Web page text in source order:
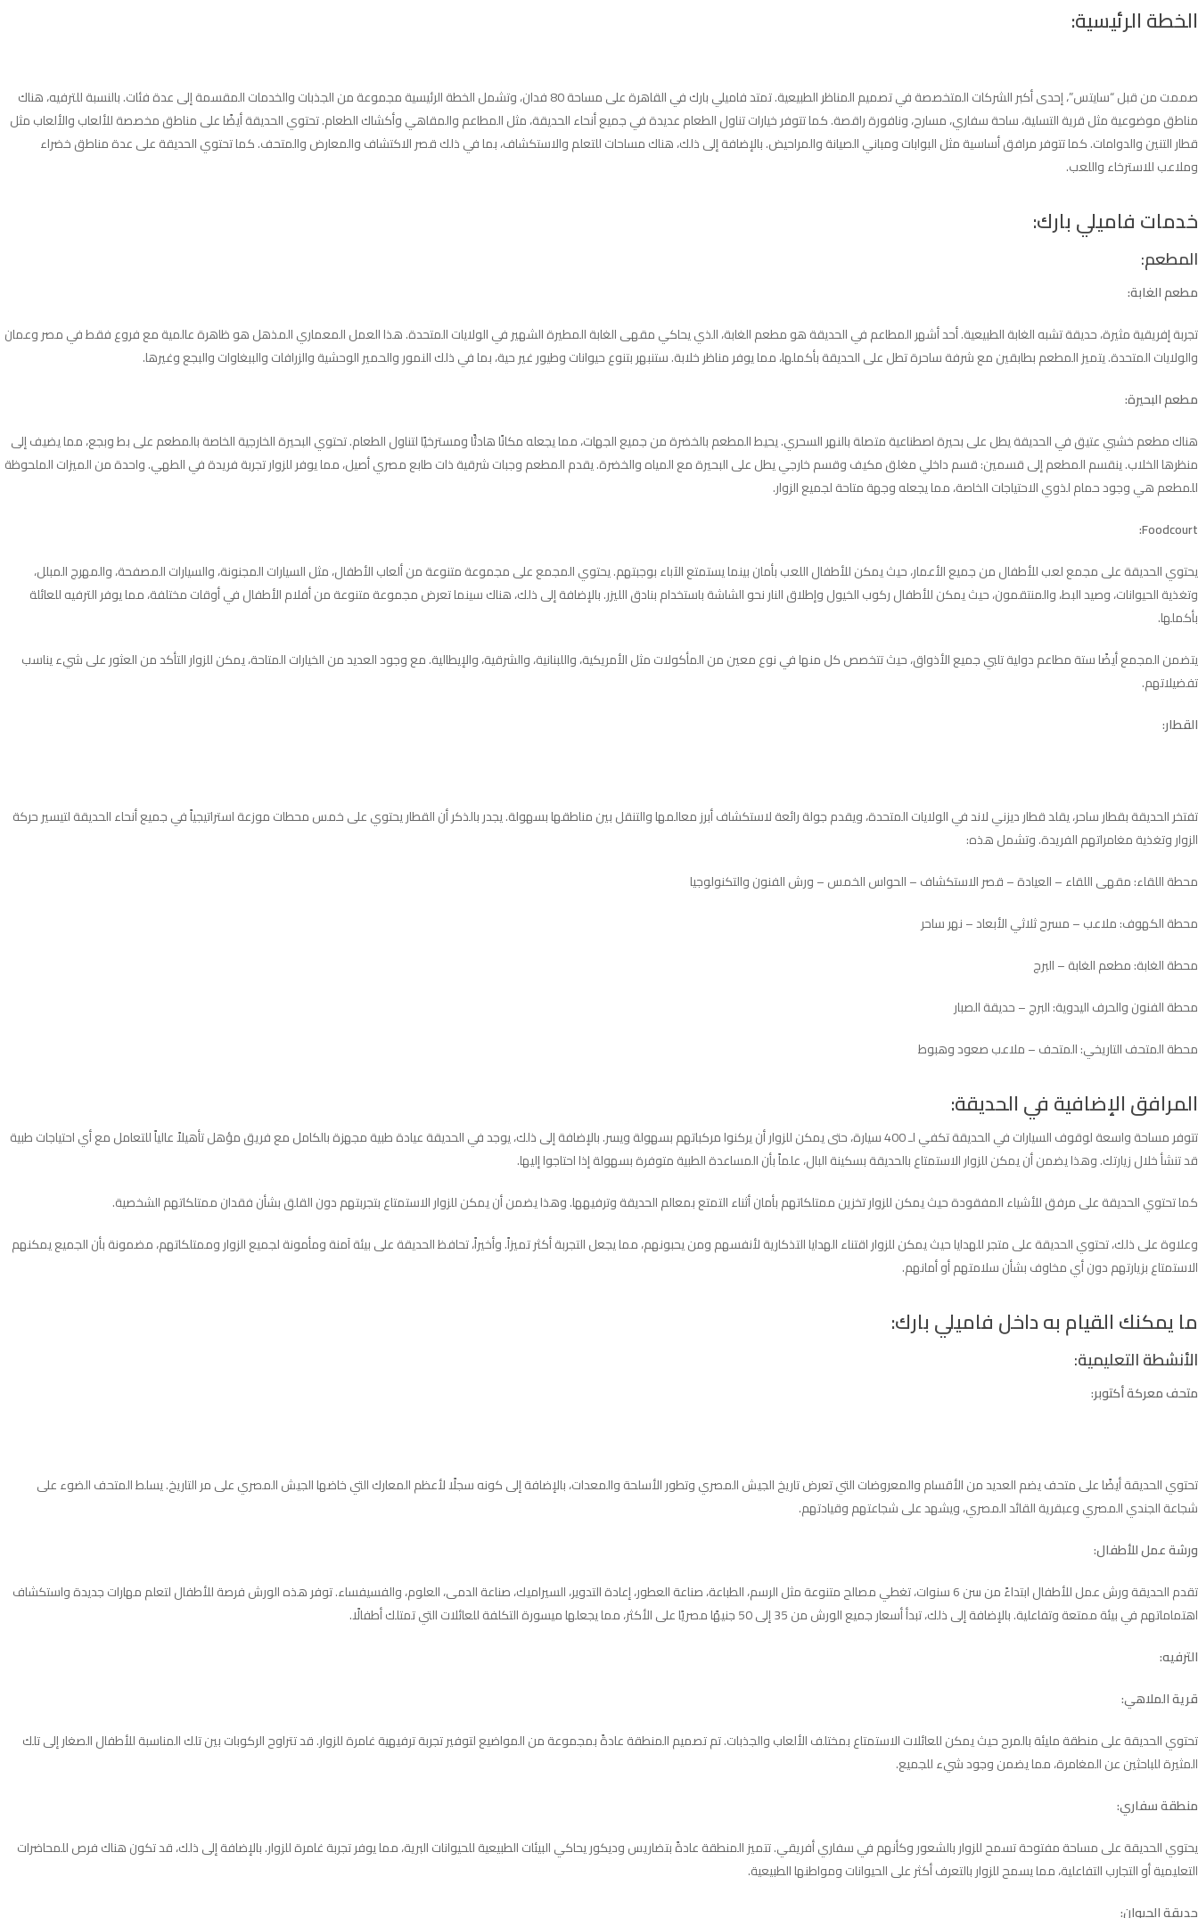
الخطة الرئيسية:
صممت من قبل “سايتس”، إحدى أكبر الشركات المتخصصة في تصميم المناظر الطبيعية. تمتد فاميلي بارك في القاهرة على مساحة 80 فدان، وتشمل الخطة الرئيسية مجموعة من الجذبات والخدمات المقسمة إلى عدة فئات. بالنسبة للترفيه، هناك
مناطق موضوعية مثل قرية التسلية، ساحة سفاري، مسارح، ونافورة راقصة. كما تتوفر خيارات تناول الطعام عديدة في جميع أنحاء الحديقة، مثل المطاعم والمقاهي وأكشاك الطعام. تحتوي الحديقة أيضًا على مناطق مخصصة للألعاب والألعاب مثل
قطار التنين والدوامات. كما تتوفر مرافق أساسية مثل البوابات ومباني الصيانة والمراحيض. بالإضافة إلى ذلك، هناك مساحات للتعلم والاستكشاف، بما في ذلك قصر الاكتشاف والمعارض والمتحف. كما تحتوي الحديقة على عدة مناطق خضراء
وملاعب للاسترخاء واللعب.
خدمات فاميلي بارك:
المطعم:
مطعم الغابة:
تجربة إفريقية مثيرة، حديقة تشبه الغابة الطبيعية. أحد أشهر المطاعم في الحديقة هو مطعم الغابة، الذي يحاكي مقهى الغابة المطيرة الشهير في الولايات المتحدة. هذا العمل المعماري المذهل هو ظاهرة عالمية مع فروع فقط في مصر وعمان
والولايات المتحدة. يتميز المطعم بطابقين مع شرفة ساحرة تطل على الحديقة بأكملها، مما يوفر مناظر خلابة. ستنبهر بتنوع حيوانات وطيور غير حية، بما في ذلك النمور والحمير الوحشية والزرافات والببغاوات والبجع وغيرها.
مطعم البحيرة:
هناك مطعم خشبي عتيق في الحديقة يطل على بحيرة اصطناعية متصلة بالنهر السحري. يحيط المطعم بالخضرة من جميع الجهات، مما يجعله مكانًا هادئًا ومسترخيًا لتناول الطعام. تحتوي البحيرة الخارجية الخاصة بالمطعم على بط وبجع، مما يضيف إلى
منظرها الخلاب. ينقسم المطعم إلى قسمين: قسم داخلي مغلق مكيف وقسم خارجي يطل على البحيرة مع المياه والخضرة. يقدم المطعم وجبات شرقية ذات طابع مصري أصيل، مما يوفر للزوار تجربة فريدة في الطهي. واحدة من الميزات الملحوظة
للمطعم هي وجود حمام لذوي الاحتياجات الخاصة، مما يجعله وجهة متاحة لجميع الزوار.
Foodcourt:
يحتوي الحديقة على مجمع لعب للأطفال من جميع الأعمار، حيث يمكن للأطفال اللعب بأمان بينما يستمتع الآباء بوجبتهم. يحتوي المجمع على مجموعة متنوعة من ألعاب الأطفال، مثل السيارات المجنونة، والسيارات المصفحة، والمهرج المبلل،
وتغذية الحيوانات، وصيد البط، والمنتقمون، حيث يمكن للأطفال ركوب الخيول وإطلاق النار نحو الشاشة باستخدام بنادق الليزر. بالإضافة إلى ذلك، هناك سينما تعرض مجموعة متنوعة من أفلام الأطفال في أوقات مختلفة، مما يوفر الترفيه للعائلة
بأكملها.
يتضمن المجمع أيضًا ستة مطاعم دولية تلبي جميع الأذواق، حيث تتخصص كل منها في نوع معين من المأكولات مثل الأمريكية، واللبنانية، والشرقية، والإيطالية. مع وجود العديد من الخيارات المتاحة، يمكن للزوار التأكد من العثور على شيء يناسب
تفضيلاتهم.
القطار:
تفتخر الحديقة بقطار ساحر، يقلد قطار ديزني لاند في الولايات المتحدة، ويقدم جولة رائعة لاستكشاف أبرز معالمها والتنقل بين مناطقها بسهولة. يجدر بالذكر أن القطار يحتوي على خمس محطات موزعة استراتيجياً في جميع أنحاء الحديقة لتيسير حركة
الزوار وتغذية مغامراتهم الفريدة. وتشمل هذه:
محطة اللقاء: مقهى اللقاء – العيادة – قصر الاستكشاف – الحواس الخمس – ورش الفنون والتكنولوجيا
محطة الكهوف: ملاعب – مسرح ثلاثي الأبعاد – نهر ساحر
محطة الغابة: مطعم الغابة – البرج
محطة الفنون والحرف اليدوية: البرج – حديقة الصبار
محطة المتحف التاريخي: المتحف – ملاعب صعود وهبوط
المرافق الإضافية في الحديقة:
تتوفر مساحة واسعة لوقوف السيارات في الحديقة تكفي لـ 400 سيارة، حتى يمكن للزوار أن يركنوا مركباتهم بسهولة ويسر. بالإضافة إلى ذلك، يوجد في الحديقة عيادة طبية مجهزة بالكامل مع فريق مؤهل تأهيلاً عالياً للتعامل مع أي احتياجات طبية
قد تنشأ خلال زيارتك. وهذا يضمن أن يمكن للزوار الاستمتاع بالحديقة بسكينة البال، علماً بأن المساعدة الطبية متوفرة بسهولة إذا احتاجوا إليها.
كما تحتوي الحديقة على مرفق للأشياء المفقودة حيث يمكن للزوار تخزين ممتلكاتهم بأمان أثناء التمتع بمعالم الحديقة وترفيهها. وهذا يضمن أن يمكن للزوار الاستمتاع بتجربتهم دون القلق بشأن فقدان ممتلكاتهم الشخصية.
وعلاوة على ذلك، تحتوي الحديقة على متجر للهدايا حيث يمكن للزوار اقتناء الهدايا التذكارية لأنفسهم ومن يحبونهم، مما يجعل التجربة أكثر تميزاً. وأخيراً، تحافظ الحديقة على بيئة آمنة ومأمونة لجميع الزوار وممتلكاتهم، مضمونة بأن الجميع يمكنهم
الاستمتاع بزيارتهم دون أي مخاوف بشأن سلامتهم أو أمانهم.
ما يمكنك القيام به داخل فاميلي بارك:
الأنشطة التعليمية:
متحف معركة أكتوبر:
تحتوي الحديقة أيضًا على متحف يضم العديد من الأقسام والمعروضات التي تعرض تاريخ الجيش المصري وتطور الأسلحة والمعدات، بالإضافة إلى كونه سجلًا لأعظم المعارك التي خاضها الجيش المصري على مر التاريخ. يسلط المتحف الضوء على
شجاعة الجندي المصري وعبقرية القائد المصري، ويشهد على شجاعتهم وقيادتهم.
ورشة عمل للأطفال:
تقدم الحديقة ورش عمل للأطفال ابتداءً من سن 6 سنوات، تغطي مصالح متنوعة مثل الرسم، الطباعة، صناعة العطور، إعادة التدوير، السيراميك، صناعة الدمى، العلوم، والفسيفساء. توفر هذه الورش فرصة للأطفال لتعلم مهارات جديدة واستكشاف
اهتماماتهم في بيئة ممتعة وتفاعلية. بالإضافة إلى ذلك، تبدأ أسعار جميع الورش من 35 إلى 50 جنيهًا مصريًا على الأكثر، مما يجعلها ميسورة التكلفة للعائلات التي تمتلك أطفالًا.
الترفيه:
قرية الملاهي:
تحتوي الحديقة على منطقة مليئة بالمرح حيث يمكن للعائلات الاستمتاع بمختلف الألعاب والجذبات. تم تصميم المنطقة عادةً بمجموعة من المواضيع لتوفير تجربة ترفيهية غامرة للزوار. قد تتراوح الركوبات بين تلك المناسبة للأطفال الصغار إلى تلك
المثيرة للباحثين عن المغامرة، مما يضمن وجود شيء للجميع.
منطقة سفاري:
يحتوي الحديقة على مساحة مفتوحة تسمح للزوار بالشعور وكأنهم في سفاري أفريقي. تتميز المنطقة عادةً بتضاريس وديكور يحاكي البيئات الطبيعية للحيوانات البرية، مما يوفر تجربة غامرة للزوار. بالإضافة إلى ذلك، قد تكون هناك فرص للمحاضرات
التعليمية أو التجارب التفاعلية، مما يسمح للزوار بالتعرف أكثر على الحيوانات ومواطنها الطبيعية.
حديقة الحيوان: